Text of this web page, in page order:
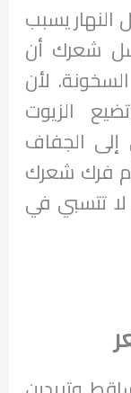
يسبب
شعرك أن
لأن
الزيوت
الجفاف
فرك شعرك
لا تتسبي في